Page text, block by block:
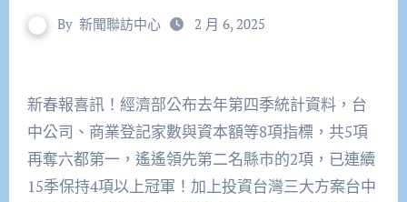
By 新聞聯訪中心 2 月 6, 2025
新春報喜訊！經濟部公布去年第四季統計資料，台
中公司、商業登記家數與資本額等8項指標，共5項
再奪六都第一，遙遙領先第二名縣市的2項，已連續
15季保持4項以上冠軍！加上投資台灣三大方案台中